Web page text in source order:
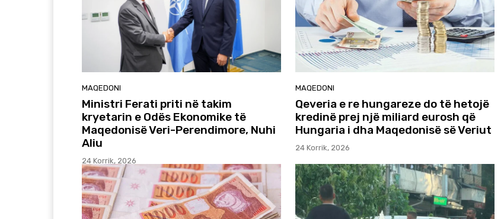
MAQEDONI
Ministri Ferati priti në takim
kryetarin e Odës Ekonomike të
Maqedonisë Veri-Perendimore, Nuhi
Aliu
24 Korrik, 2026
MAQEDONI
Qeveria e re hungareze do të hetojë
kredinë prej një miliard eurosh që
Hungaria i dha Maqedonisë së Veriut
24 Korrik, 2026